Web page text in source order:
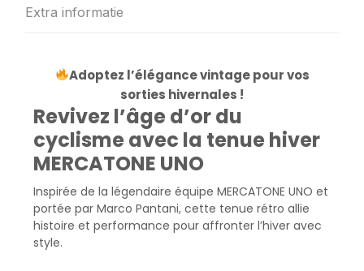
Extra informatie
Adoptez l’élégance vintage pour vos
sorties hivernales !
Revivez l’âge d’or du
cyclisme avec la tenue hiver
MERCATONE UNO
Inspirée de la légendaire équipe MERCATONE UNO et
portée par Marco Pantani, cette tenue rétro allie
histoire et performance pour affronter l’hiver avec
style.